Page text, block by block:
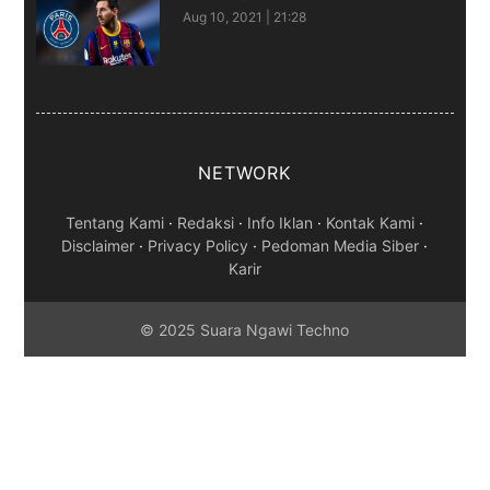
Aug 10, 2021 | 21:28
NETWORK
Tentang Kami · Redaksi · Info Iklan · Kontak Kami ·
Disclaimer · Privacy Policy · Pedoman Media Siber ·
Karir
© 2025 Suara Ngawi Techno